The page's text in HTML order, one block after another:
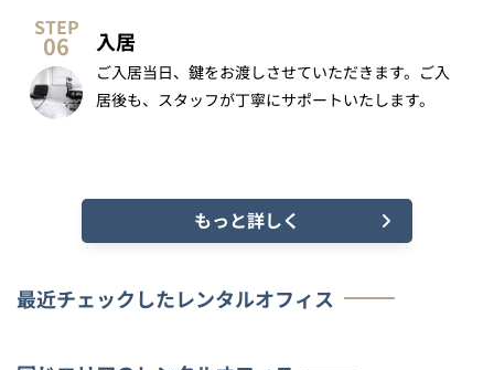
入居
ご入居当日、鍵をお渡しさせていただきます。ご入
居後も、スタッフが丁寧にサポートいたします。
もっと詳しく
最近チェックしたレンタルオフィス